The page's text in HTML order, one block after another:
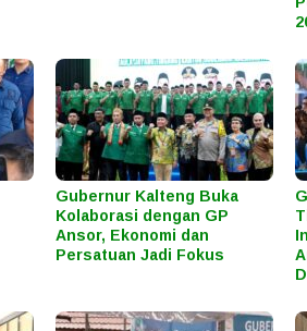
Gubernur Kalteng Buka
Kolaborasi dengan GP
Ansor, Ekonomi dan
Persatuan Jadi Fokus